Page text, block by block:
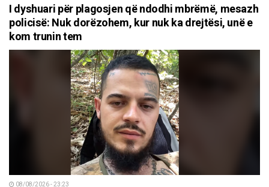
I dyshuari për plagosjen që ndodhi mbrëmë, mesazh
policisë: Nuk dorëzohem, kur nuk ka drejtësi, unë e
kom trunin tem
08/08/2026 - 23:23